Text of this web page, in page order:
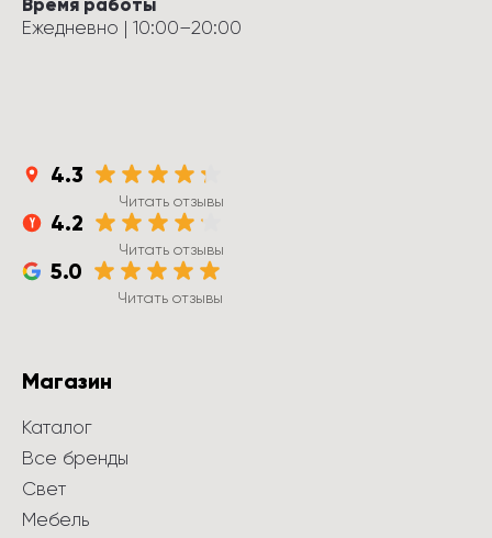
Время работы
Ежедневно | 10:00–20:00
4.3
Читать отзывы
4.2
Читать отзывы
5.0
Читать отзывы
Магазин
Каталог
Все бренды
Свет
Мебель